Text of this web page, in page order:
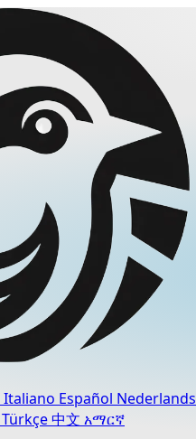
Italiano Español Nederlands
Türkçe中文 አማርኛ